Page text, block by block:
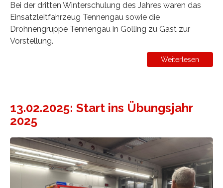
Bei der dritten Winterschulung des Jahres waren das
Einsatzleitfahrzeug Tennengau sowie die
Drohnengruppe Tennengau in Golling zu Gast zur
Vorstellung.
Weiterlesen
13.02.2025: Start ins Übungsjahr
2025